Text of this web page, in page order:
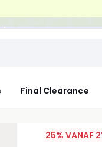
Final Clearance
25% VANAF